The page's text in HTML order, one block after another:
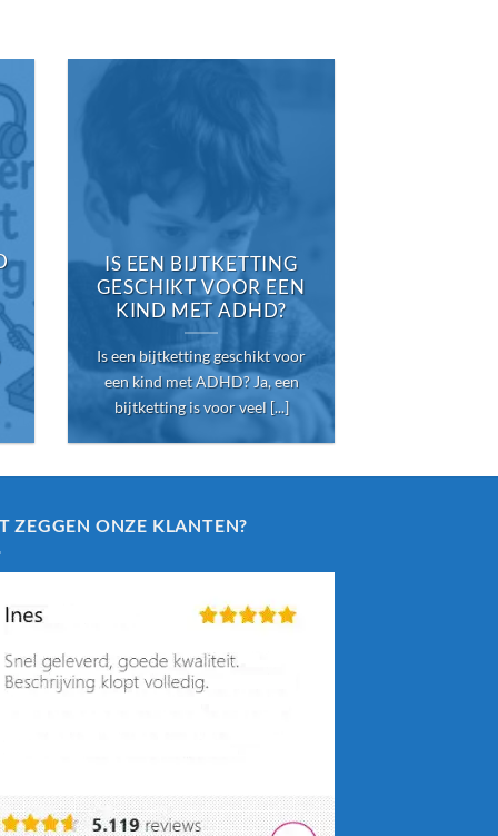
IS EEN BIJTKETTING
GESCHIKT VOOR EEN
KIND MET ADHD?
Is een bijtketting geschikt voor
een kind met ADHD? Ja, een
bijtketting is voor veel [...]
ZEGGEN ONZE KLANTEN?